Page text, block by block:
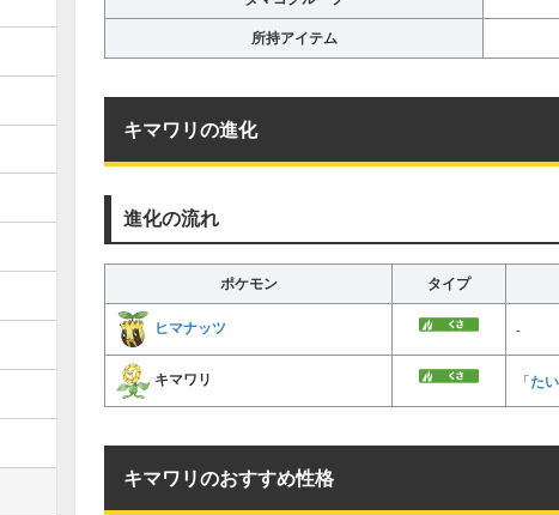
所持アイテム
キマワリの進化
進化の流れ
ポケモン タイプ
ヒマナッツ -
キマワリ 「た
キマワリのおすすめ性格